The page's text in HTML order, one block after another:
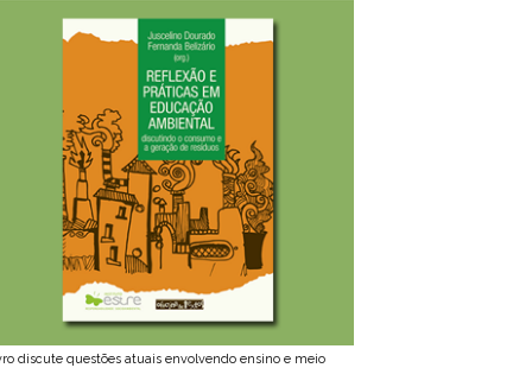
discute questões atuais envolvendo ensino e meio